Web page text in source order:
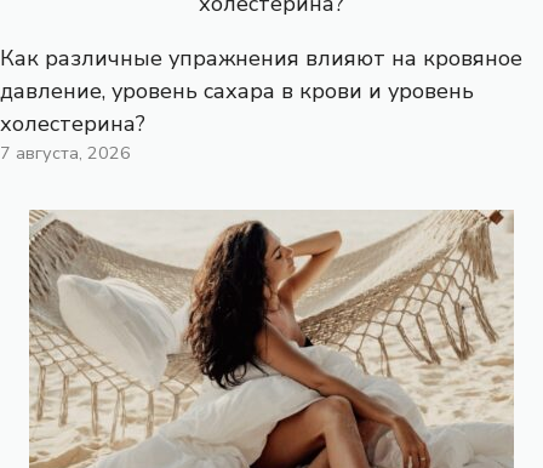
Как различные упражнения влияют на кровяное
давление, уровень сахара в крови и уровень
холестерина?
7 августа, 2026